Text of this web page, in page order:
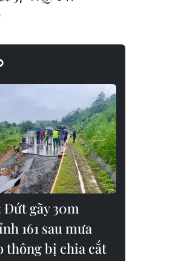
Đứt gãy 30m
161 sau mưa
thông bị chia cắt